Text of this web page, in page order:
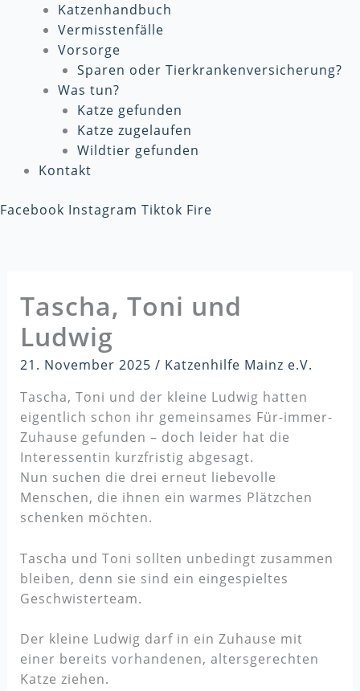
Katzenhandbuch
Vermisstenfälle
Vorsorge
Sparen oder Tierkrankenversicherung?
Was tun?
Katze gefunden
Katze zugelaufen
Wildtier gefunden
Kontakt
Facebook Instagram Tiktok Fire
Tascha, Toni und
Ludwig
21. November 2025 / Katzenhilfe Mainz e.V.
Tascha, Toni und der kleine Ludwig hatten
eigentlich schon ihr gemeinsames Für-immer-
Zuhause gefunden – doch leider hat die
Interessentin kurzfristig abgesagt.
Nun suchen die drei erneut liebevolle
Menschen, die ihnen ein warmes Plätzchen
schenken möchten.
Tascha und Toni sollten unbedingt zusammen
bleiben, denn sie sind ein eingespieltes
Geschwisterteam.
Der kleine Ludwig darf in ein Zuhause mit
einer bereits vorhandenen, altersgerechten
Katze ziehen.